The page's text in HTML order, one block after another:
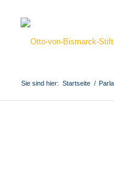
Sie sind hier: Startseite /